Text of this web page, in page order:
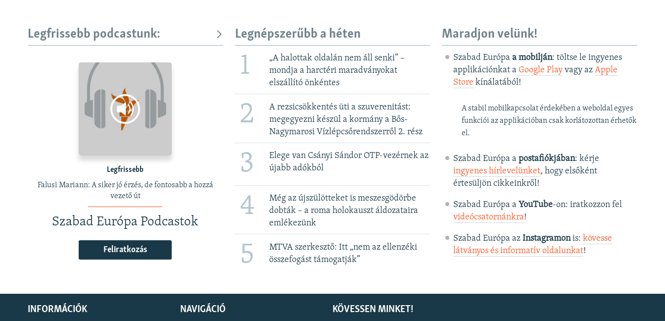
Legfrissebb podcastunk:
Legfrissebb
Falusi Mariann: A siker jó érzés, de fontosabb a hozzá
vezető út
Szabad Európa Podcastok
Feliratkozás
Legnépszerűbb a héten
1
„A halottak oldalán nem áll senki” –
mondja a harctéri maradványokat
elszállító önkéntes
2
A rezsicsökkentés üti a szuverenitást:
megegyezni készül a kormány a Bős-
Nagymarosi Vízlépcsőrendszerről 2. rész
3
Elege van Csányi Sándor OTP-vezérnek az
újabb adókból
4
Még az újszülötteket is meszesgödörbe
dobták – a roma holokauszt áldozataira
emlékezünk
5
MTVA szerkesztő: Itt „nem az ellenzéki
összefogást támogatják”
Maradjon velünk!
Szabad Európa a mobilján: töltse le ingyenes
applikációnkat a Google Playvagy az Apple
Store kínálatából!
A stabil mobilkapcsolat érdekében a weboldal egyes
funkciói az applikációban csak korlátozottan érhetők
el.
Szabad Európa a postafiókjában: kérje
ingyenes hírlevelünket, hogy elsőként
értesüljön cikkeinkről!
Szabad Európa a YouTube-on: iratkozzon fel
videócsatornánkra!
Szabad Európa az Instagramonis: kövesse
látványos és informatív oldalunkat! ​
KÖVESSEN MINKET!
INFORMÁCIÓK NAVIGÁCIÓ